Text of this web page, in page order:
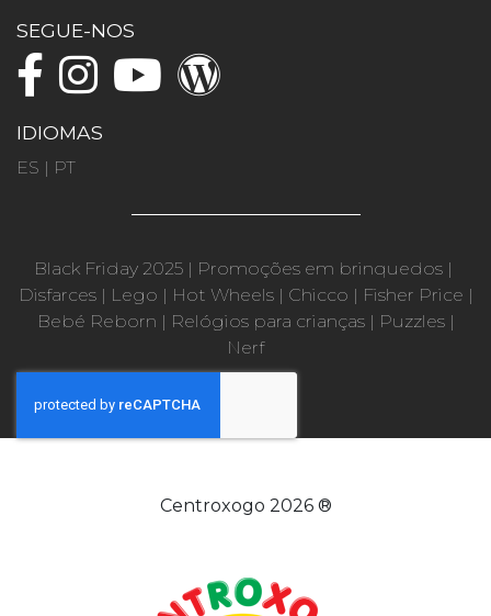
SEGUE-NOS
IDIOMAS
ES | PT
Black Friday 2025 | Promoções em brinquedos |
Disfarces| Lego | Hot Wheels| Chicco | Fisher Price |
Bebé Reborn | Relógios para crianças| Puzzles|
Nerf
Centroxogo 2026 ®